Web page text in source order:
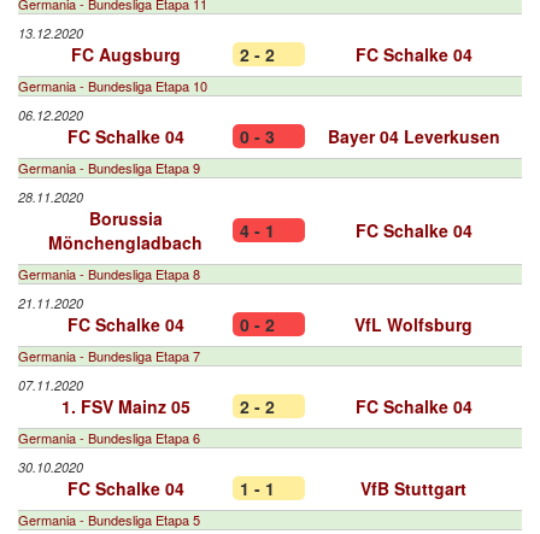
13.12.2020
FC Augsburg 2 - 2 FC Schalke 04
Germania - Bundesliga Etapa 10
06.12.2020
FC Schalke 04 0 - 3 Bayer 04 Leverkusen
Germania - Bundesliga Etapa 9
28.11.2020
Borussia
Mönchengladbach
4 - 1 FC Schalke 04
Germania - Bundesliga Etapa 8
21.11.2020
FC Schalke 04 0 - 2 VfL Wolfsburg
Germania - Bundesliga Etapa 7
07.11.2020
1. FSV Mainz 05 2 - 2 FC Schalke 04
Germania - Bundesliga Etapa 6
30.10.2020
FC Schalke 04 1 - 1 VfB Stuttgart
Germania - Bundesliga Etapa 5